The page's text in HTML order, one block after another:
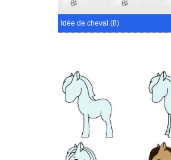
Idée de cheval (8)